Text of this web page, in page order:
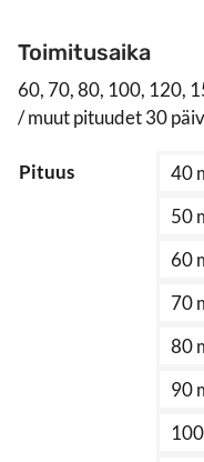
Toimitusaika
60, 70, 80, 100, 120,
/ muut pituudet 30
Pituus
40
50
60
70
80
90